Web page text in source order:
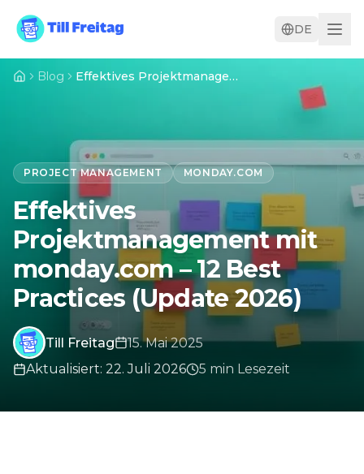
DE
Blog Effektives Projektmanagement mit monday.com – 12 Best Practices (Update 2026)
PROJECT MANAGEMENT MONDAY.COM
Effektives
Projektmanagement mit
monday.com – 12 Best
Practices (Update 2026)
Till Freitag
15. Mai 2025
Aktualisiert: 22. Juli 2026 5 min Lesezeit